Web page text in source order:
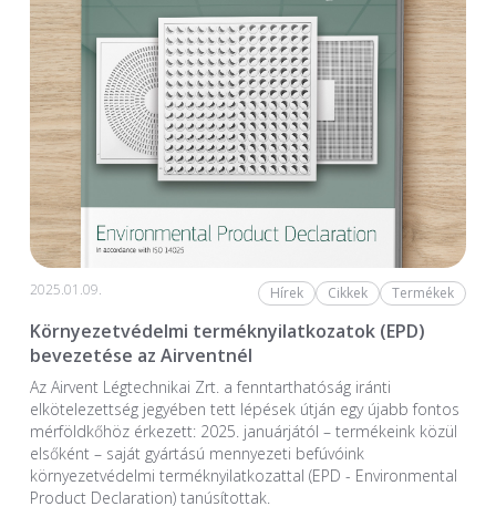
2025.01.09. Hírek Cikkek Termékek
Környezetvédelmi terméknyilatkozatok (EPD)
bevezetése az Airventnél
Az Airvent Légtechnikai Zrt. a fenntarthatóság iránti
elkötelezettség jegyében tett lépések útján egy újabb fontos
mérföldkőhöz érkezett: 2025. januárjától – termékeink közül
elsőként – saját gyártású mennyezeti befúvóink
környezetvédelmi terméknyilatkozattal (EPD - Environmental
Product Declaration) tanúsítottak.